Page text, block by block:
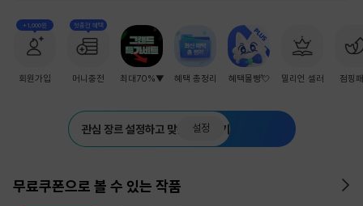
+1,000원
회원가입
첫충전 혜택
머니충전 최대70%▼ 혜택 총정리 혜택몰빵💘 밀리언 셀러 점핑
관심 장르 설정하고 맞춤 추천 받기
설정
무료쿠폰으로 볼 수 있는 작품